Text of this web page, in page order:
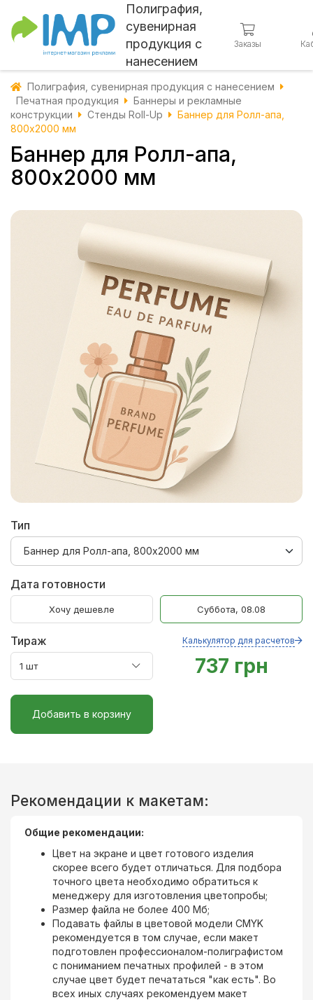
Полиграфия,
сувенирная
продукция с
нанесением
Заказы
Полиграфия, сувенирная продукция с нанесением
Печатная продукция
Баннеры и рекламные
конструкции
Стенды Roll-Up
Баннер для Ролл-апа,
800х2000 мм
Баннер для Ролл-апа,
800х2000 мм
Тип
Дата готовности
Хочу дешевле Суббота, 08.08
Тираж Калькулятор для расчетов
737 грн
Добавить в корзину
Рекомендации к макетам:
Общие рекомендации:
Цвет на экране и цвет готового изделия
скорее всего будет отличаться. Для подбора
точного цвета необходимо обратиться к
менеджеру для изготовления цветопробы;
Размер файла не более 400 Мб;
Подавать файлы в цветовой модели CMYK
рекомендуется в том случае, если макет
подготовлен профессионалом-полиграфистом
с пониманием печатных профилей - в этом
случае цвет будет печататься "как есть". Во
всех иных случаях рекомендуем макет